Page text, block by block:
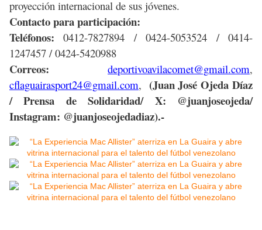
proyección internacional de sus jóvenes.
Contacto para participación:
Teléfonos:0412-7827894 / 0424-5053524 / 0414-
1247457 / 0424-5420988
Correos: deportivoavilacomet@gmail.com,
cflaguairasport24@gmail.com, (Juan José Ojeda Díaz
/ Prensa de Solidaridad/ X: @juanjoseojeda/
Instagram: @juanjoseojedadiaz).-